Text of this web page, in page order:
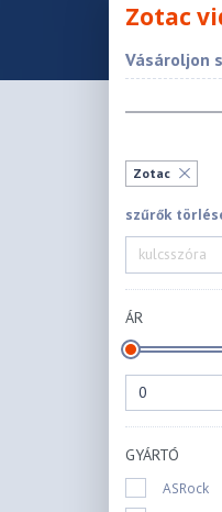
Zotac
Vásároljon
Zotac
szűrők
ÁR
GYÁRTÓ
ASRock